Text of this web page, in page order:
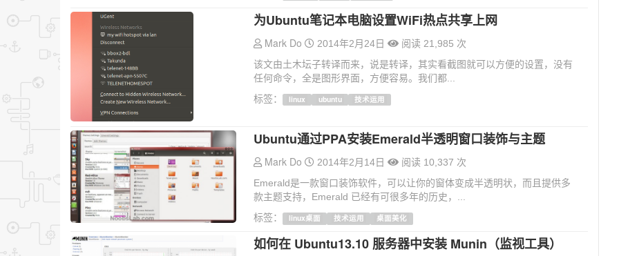
为Ubuntu笔记本电脑设置WiFi热点共享上网
Mark Do 2014年2月24日
阅读 21,985 次
该文由土木坛子转译而来，说是转译，其实看截图就可以方便的设置，没有
任何命令，全是图形界面，方便容易。我们都...
标签：
linux ubuntu 技术运用
Ubuntu通过PPA安装Emerald半透明窗口装饰与主题
Mark Do 2014年2月14日
阅读 10,337 次
Emerald是一款窗口装饰软件，可以让你的窗体变成半透明状，而且提供多
款主题支持，Emerald 已经有可很多年的历史，...
标签：
linux桌面 技术运用 桌面美化
如何在 Ubuntu13.10 服务器中安装 Munin（监视工具）